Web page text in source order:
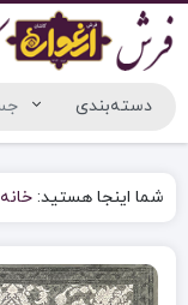
شما اینجا هستید: خانه